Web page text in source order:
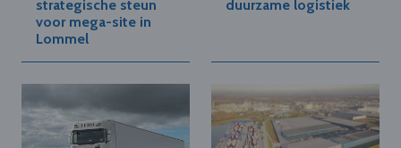
strategische steun
voor mega-site in
Lommel
duurzame logistiek